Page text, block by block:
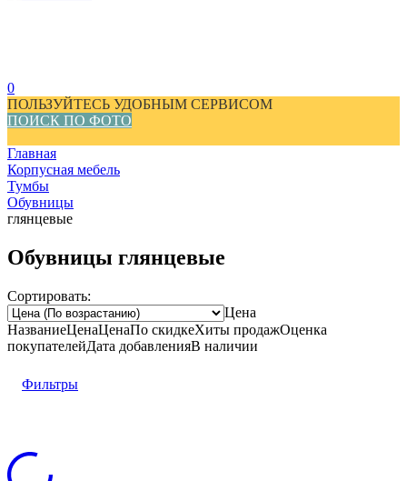
0
ПОЛЬЗУЙТЕСЬ УДОБНЫМ СЕРВИСОМ
ПОИСК ПО ФОТО
Главная
Корпусная мебель
Тумбы
Обувницы
глянцевые
Обувницы глянцевые
Сортировать:
Цена
НазваниеЦенаЦенаПо скидкеХиты продажОценка
покупателейДата добавленияВ наличии
Фильтры